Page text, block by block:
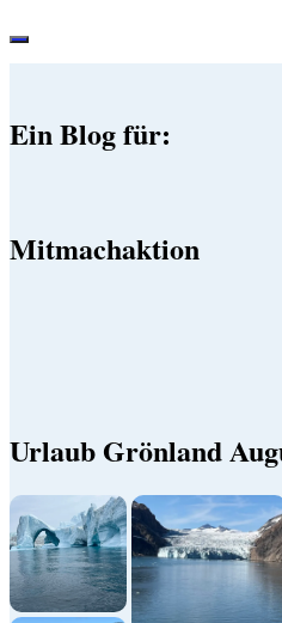
Ein Blog für:
Mitmachaktion
Urlaub Grönland